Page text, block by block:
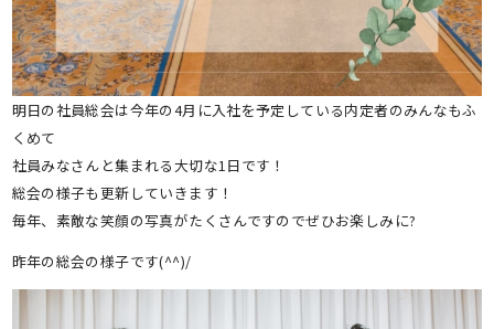
明日の社員総会は今年の4月に入社を予定している内定者のみんなもふ
くめて
社員みなさんと集まれる大切な1日です！
総会の様子も更新していきます！
毎年、素敵な笑顔の写真がたくさんですのでぜひお楽しみに?
昨年の総会の様子です(^^)/